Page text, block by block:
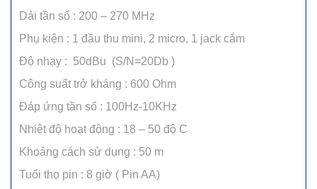
Dải tần số : 200 – 270 MHz
Phụ kiện : 1 đầu thu mini, 2 micro, 1 jack cắm
Độ nhạy : 50dBu (S/N=20Db )
Công suất trở kháng : 600 Ohm
Đáp ứng tần số : 100Hz-10KHz
Nhiệt độ hoạt động : 18 – 50 độ C
Khoảng cách sử dụng : 50 m
Tuổi thọ pin : 8 giờ ( Pin AA)